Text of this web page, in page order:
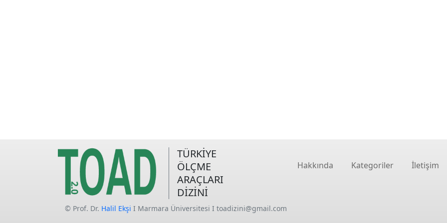
TÜRKİYE
ÖLÇME
ARAÇLARI
DİZİNİ
Hakkında Kategoriler İletişim
© Prof. Dr. Halil Ekşi I Marmara Üniversitesi I toadizini@gmail.com